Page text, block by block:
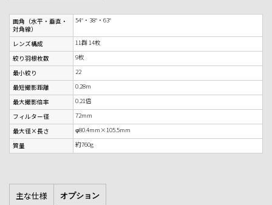
画角（水平・垂直・
対角線）
54°・38°・63°
レンズ構成
11群 14枚
絞り羽根枚数
9枚
最小絞り
22
最短撮影距離
0.28m
最大撮影倍率
0.21倍
フィルター径
72mm
最大径×長さ
φ80.4mm×105.5mm
質量
約760g
主な仕様 オプション